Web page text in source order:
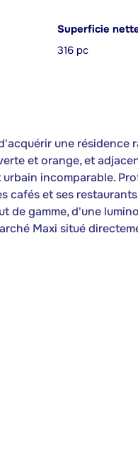
Superficie
316 pc
une résidence
et orange, et
incomparable.
cafés et ses
de gamme, d'une
Maxi situé